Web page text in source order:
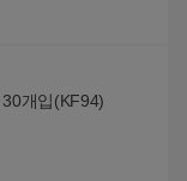
개입(KF94)